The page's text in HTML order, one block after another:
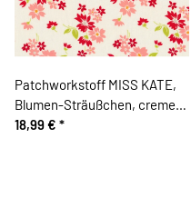
Patchworkstoff MISS KATE,
Blumen-Sträußchen, creme-
lachsrosa, Moda Fabrics
18,99 € *